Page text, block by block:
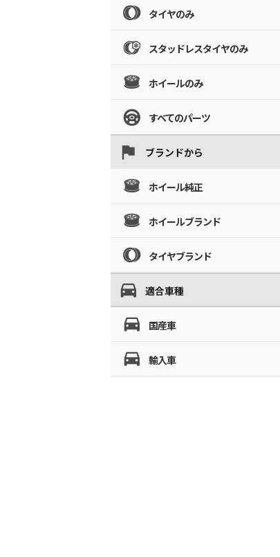
タイヤのみ
スタッドレスタイヤのみ
ホイールのみ
すべてのパーツ
ブランドから
ホイール純正
ホイールブランド
タイヤブランド
適合車種
国産車
輸入車